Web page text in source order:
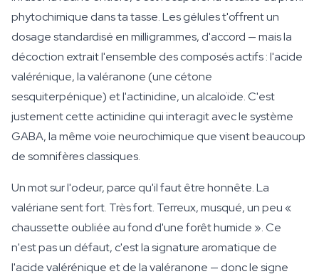
phytochimique dans ta tasse. Les gélules t'offrent un
dosage standardisé en milligrammes, d'accord — mais la
décoction extrait l'ensemble des composés actifs : l'acide
valérénique, la valéranone (une cétone
sesquiterpénique) et l'actinidine, un alcaloïde. C'est
justement cette actinidine qui interagit avec le système
GABA, la même voie neurochimique que visent beaucoup
de somnifères classiques.
Un mot sur l'odeur, parce qu'il faut être honnête. La
valériane sent fort. Très fort. Terreux, musqué, un peu «
chaussette oubliée au fond d'une forêt humide ». Ce
n'est pas un défaut, c'est la signature aromatique de
l'acide valérénique et de la valéranone — donc le signe